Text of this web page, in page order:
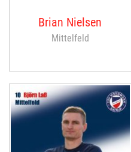
Brian Nielsen
Mittelfeld